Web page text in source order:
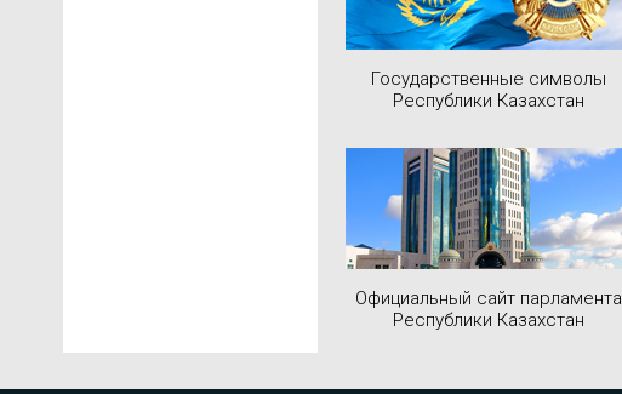
Государственные символы
Республики Казахстан
Официальный сайт парламента
Республики Казахстан